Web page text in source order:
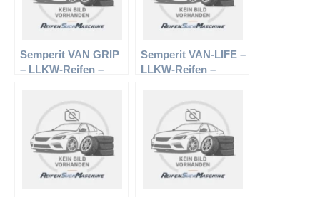
Semperit VAN GRIP
– LLKW-Reifen –
Semperit VAN-LIFE –
LLKW-Reifen –